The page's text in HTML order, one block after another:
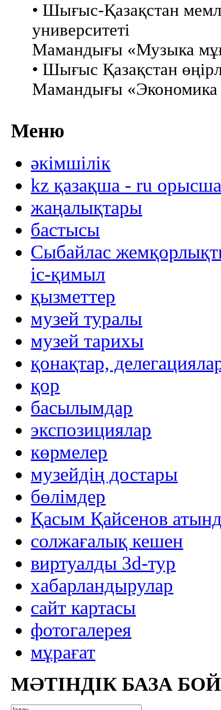
• Шығыс-Қазақстан
университеті
Мамандығы «Музыка
• Шығыс Қазақстан
Мамандығы «Экономика
Меню
әкімшілік
kz қазақша - ru
жаңалықтары
бастысы
Сыбайлас
іс-қимыл
қызметтер
музей туралы
музей тарихы
қонақтар,
қор
басылымдар
экспозициялар
көрмелер
музейдің достары
бөлімдер
Қасым Қайсенов
солжағалық кешен
виртуалды 3d-тур
xабарландырулар
сайт картасы
фотогалерея
мұрағат
МӘТІНДІК БАЗА